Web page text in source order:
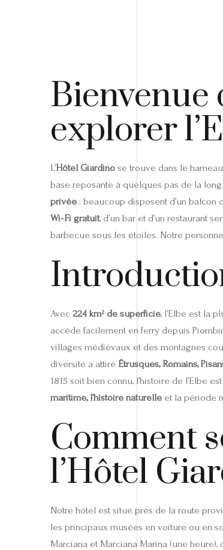
Bienvenue
explorer
L’Hôtel Giardino se trouve dans le
base reposante à quelques pas de la
privée ; beaucoup disposent d’un balcon
Wi‑Fi gratuit, d’un bar et d’un restaurant
barbecue sous les étoiles. Notre
Avec 224 km² de superficie, l’Elbe est la
accède facilement en ferry depuis
villages médiévaux et des montagnes
diversité a attiré Étrusques, Romains,
1815 soit bien connu, l’histoire de l’Elbe
maritime, l’histoire naturelle et la période
Comment
l’Hôtel
Notre hôtel est situé près de la route
les principaux musées en voiture ou en
Marciana et Marciana Marina (une